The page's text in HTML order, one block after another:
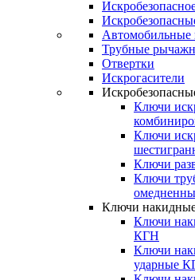
Автомобильные
Трубные
Отвертки
Искрогасители
Ключи
Ключи
Ключи
Ключи
Ключи
Ключи
КГН
Ключи
ударные